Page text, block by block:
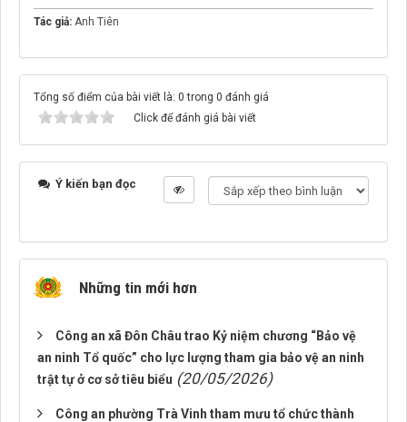
Tác giả: Anh Tiên
Tổng số điểm của bài viết là: 0 trong 0 đánh giá
Click để đánh giá bài viết
Ý kiến bạn đọc
Những tin mới hơn
Công an xã Đôn Châu trao Kỷ niệm chương “Bảo vệ
an ninh Tổ quốc” cho lực lượng tham gia bảo vệ an ninh
trật tự ở cơ sở tiêu biểu (20/05/2026)
Công an phường Trà Vinh tham mưu tổ chức thành